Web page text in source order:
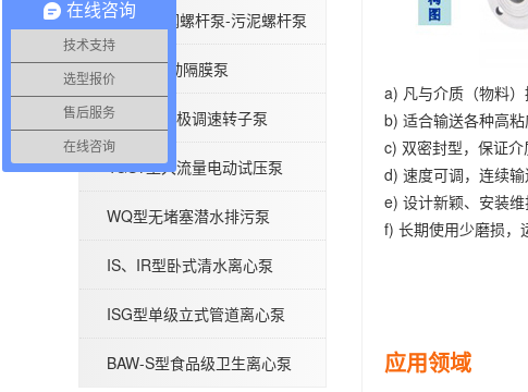
G型不锈钢螺杆泵-污泥螺杆泵
QBY型气动隔膜泵
G型不锈钢螺杆泵-污泥螺杆泵
QBY型气动隔膜泵
LQ3A型无极调速转子泵
4GSY型大流量电动试压泵
WQ型无堵塞潜水排污泵
IS、IR型卧式清水离心泵
ISG型单级立式管道离心泵
BAW-S型食品级卫生离心泵
a) 凡与介质（物料
b) 适合输送各种高粘
c) 双密封型，保证
d) 速度可调，连续
e) 设计新颖、安装
f) 长期使用少磨损，
应用领域
在线咨询
技术支持
选型报价
售后服务
在线咨询